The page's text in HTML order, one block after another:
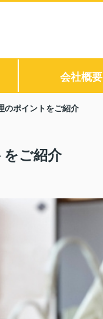
会社概要
のポイントをご紹介
ご紹介